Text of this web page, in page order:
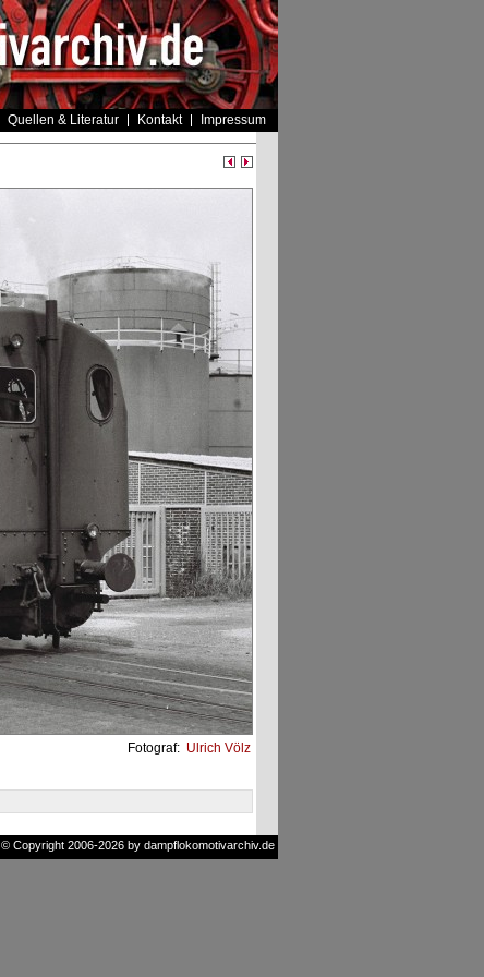
Quellen & Literatur Kontakt Impressum
Fotograf: Ulrich Völz
© Copyright 2006-2026 by dampflokomotivarchiv.de